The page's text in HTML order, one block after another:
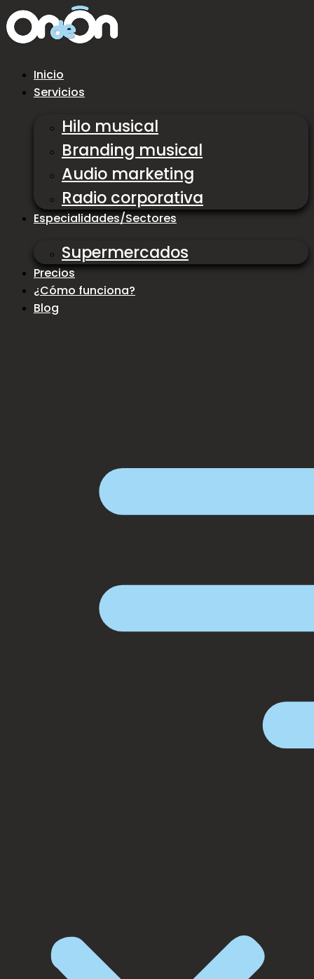
al
contenido
Inicio
Servicios
Hilo musical
Branding musical
Audio marketing
Radio corporativa
Especialidades/Sectores
Supermercados
Precios
¿Cómo funciona?
Blog